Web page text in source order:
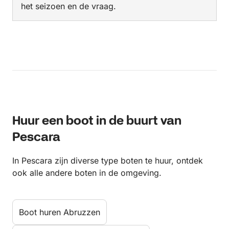
het seizoen en de vraag.
Huur een boot in de buurt van
Pescara
In Pescara zijn diverse type boten te huur, ontdek
ook alle andere boten in de omgeving.
Boot huren Abruzzen